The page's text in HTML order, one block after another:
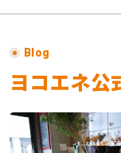
Blog
ヨコエネ公